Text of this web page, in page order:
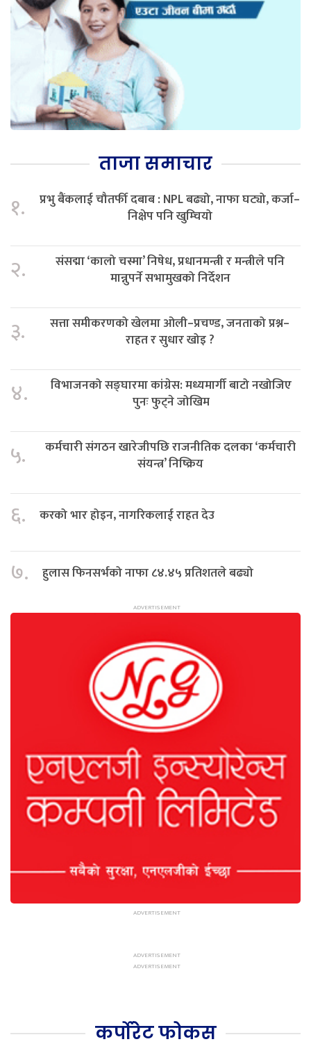
ताजा समाचार
१.
प्रभु बैंकलाई चौतर्फी दबाब : NPL बढ्यो, नाफा घट्यो, कर्जा–
निक्षेप पनि खुम्चियो
२.
संसद्मा ‘कालो चस्मा’ निषेध, प्रधानमन्त्री र मन्त्रीले पनि
मान्नुपर्ने सभामुखको निर्देशन
३.
सत्ता समीकरणको खेलमा ओली–प्रचण्ड, जनताको प्रश्न–
राहत र सुधार खोइ ?
४.
विभाजनको सङ्घारमा कांग्रेस: मध्यमार्गी बाटो नखोजिए
पुनः फुट्ने जोखिम
५.
कर्मचारी संगठन खारेजीपछि राजनीतिक दलका ‘कर्मचारी
संयन्त्र’ निष्क्रिय
६. करको भार होइन, नागरिकलाई राहत देउ
७. हुलास फिनसर्भको नाफा ८४.४५ प्रतिशतले बढ्यो
कर्पोरेट फोकस